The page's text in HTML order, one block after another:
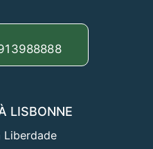
LISBONNE
Liberdade